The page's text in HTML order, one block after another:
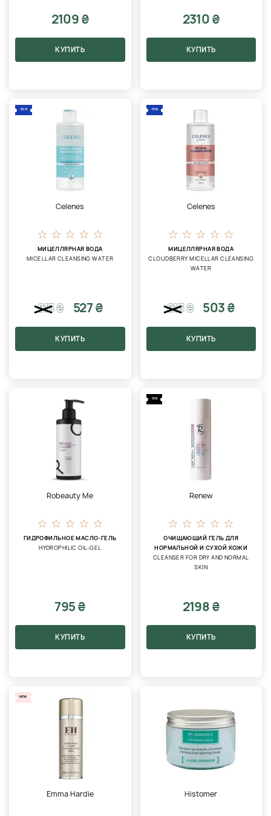
2109 ₴
КУПИТЬ
2310 ₴
КУПИТЬ
-35%
Celenes
МИЦЕЛЛЯРНАЯ ВОДА
MICELLAR CLEANSING WATER
813₴ 527 ₴
КУПИТЬ
-35%
Celenes
МИЦЕЛЛЯРНАЯ ВОДА
CLOUDBERRY MICELLAR CLEANSING
WATER
813₴ 503 ₴
КУПИТЬ
Robeauty Me
ГИДРОФИЛЬНОЕ МАСЛО-ГЕЛЬ
HYDROPHILIC OIL-GEL
795 ₴
КУПИТЬ
-15%
Renew
ОЧИЩАЮЩИЙ ГЕЛЬ ДЛЯ
НОРМАЛЬНОЙ И СУХОЙ КОЖИ
CLEANSER FOR DRY AND NORMAL
SKIN
2198 ₴
КУПИТЬ
NEW
Emma Hardie Histomer